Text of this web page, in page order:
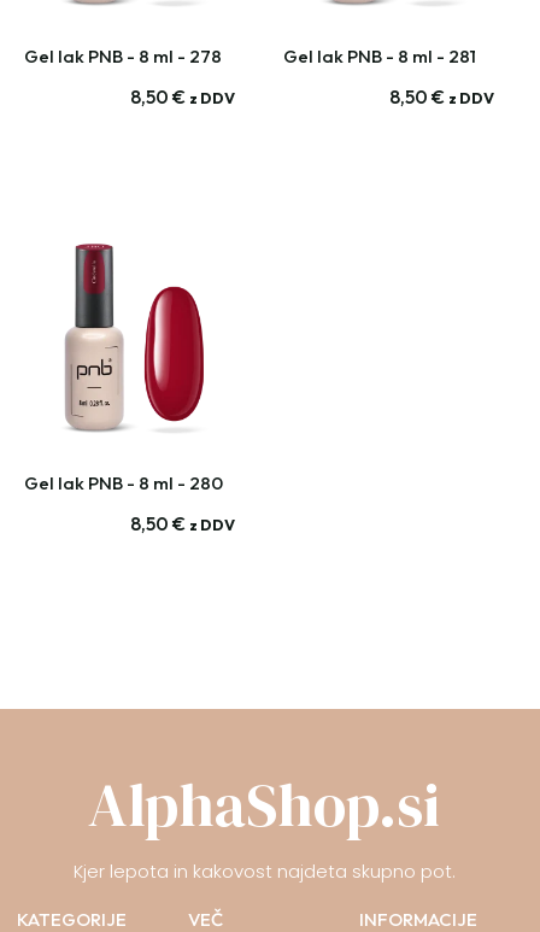
Gel lak PNB - 8 ml - 278
8,50€ z DDV
Gel lak PNB - 8 ml - 281
8,50€ z DDV
Gel lak PNB - 8 ml - 280
8,50€ z DDV
AlphaShop.si
Kjer lepota in kakovost najdeta skupno pot.
KATEGORIJE VEČ INFORMACIJE